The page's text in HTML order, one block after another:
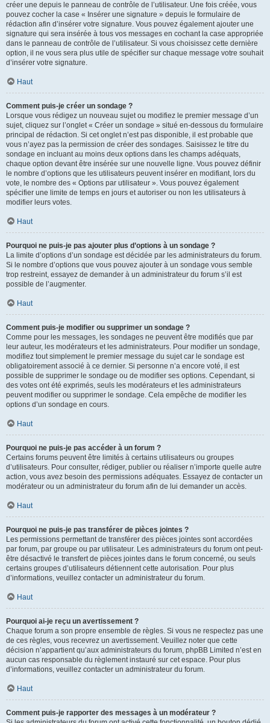
créer une depuis le panneau de contrôle de l’utilisateur. Une fois créée, vous
pouvez cocher la case « Insérer une signature » depuis le formulaire de
rédaction afin d’insérer votre signature. Vous pouvez également ajouter une
signature qui sera insérée à tous vos messages en cochant la case appropriée
dans le panneau de contrôle de l’utilisateur. Si vous choisissez cette dernière
option, il ne vous sera plus utile de spécifier sur chaque message votre souhait
d’insérer votre signature.
Haut
Comment puis-je créer un sondage ?
Lorsque vous rédigez un nouveau sujet ou modifiez le premier message d’un
sujet, cliquez sur l’onglet « Créer un sondage » situé en-dessous du formulaire
principal de rédaction. Si cet onglet n’est pas disponible, il est probable que
vous n’ayez pas la permission de créer des sondages. Saisissez le titre du
sondage en incluant au moins deux options dans les champs adéquats,
chaque option devant être insérée sur une nouvelle ligne. Vous pouvez définir
le nombre d’options que les utilisateurs peuvent insérer en modifiant, lors du
vote, le nombre des « Options par utilisateur ». Vous pouvez également
spécifier une limite de temps en jours et autoriser ou non les utilisateurs à
modifier leurs votes.
Haut
Pourquoi ne puis-je pas ajouter plus d’options à un sondage ?
La limite d’options d’un sondage est décidée par les administrateurs du forum.
Si le nombre d’options que vous pouvez ajouter à un sondage vous semble
trop restreint, essayez de demander à un administrateur du forum s’il est
possible de l’augmenter.
Haut
Comment puis-je modifier ou supprimer un sondage ?
Comme pour les messages, les sondages ne peuvent être modifiés que par
leur auteur, les modérateurs et les administrateurs. Pour modifier un sondage,
modifiez tout simplement le premier message du sujet car le sondage est
obligatoirement associé à ce dernier. Si personne n’a encore voté, il est
possible de supprimer le sondage ou de modifier ses options. Cependant, si
des votes ont été exprimés, seuls les modérateurs et les administrateurs
peuvent modifier ou supprimer le sondage. Cela empêche de modifier les
options d’un sondage en cours.
Haut
Pourquoi ne puis-je pas accéder à un forum ?
Certains forums peuvent être limités à certains utilisateurs ou groupes
d’utilisateurs. Pour consulter, rédiger, publier ou réaliser n’importe quelle autre
action, vous avez besoin des permissions adéquates. Essayez de contacter un
modérateur ou un administrateur du forum afin de lui demander un accès.
Haut
Pourquoi ne puis-je pas transférer de pièces jointes ?
Les permissions permettant de transférer des pièces jointes sont accordées
par forum, par groupe ou par utilisateur. Les administrateurs du forum ont peut-
être désactivé le transfert de pièces jointes dans le forum concerné, ou seuls
certains groupes d’utilisateurs détiennent cette autorisation. Pour plus
d’informations, veuillez contacter un administrateur du forum.
Haut
Pourquoi ai-je reçu un avertissement ?
Chaque forum a son propre ensemble de règles. Si vous ne respectez pas une
de ces règles, vous recevrez un avertissement. Veuillez noter que cette
décision n’appartient qu’aux administrateurs du forum, phpBB Limited n’est en
aucun cas responsable du règlement instauré sur cet espace. Pour plus
d’informations, veuillez contacter un administrateur du forum.
Haut
Comment puis-je rapporter des messages à un modérateur ?